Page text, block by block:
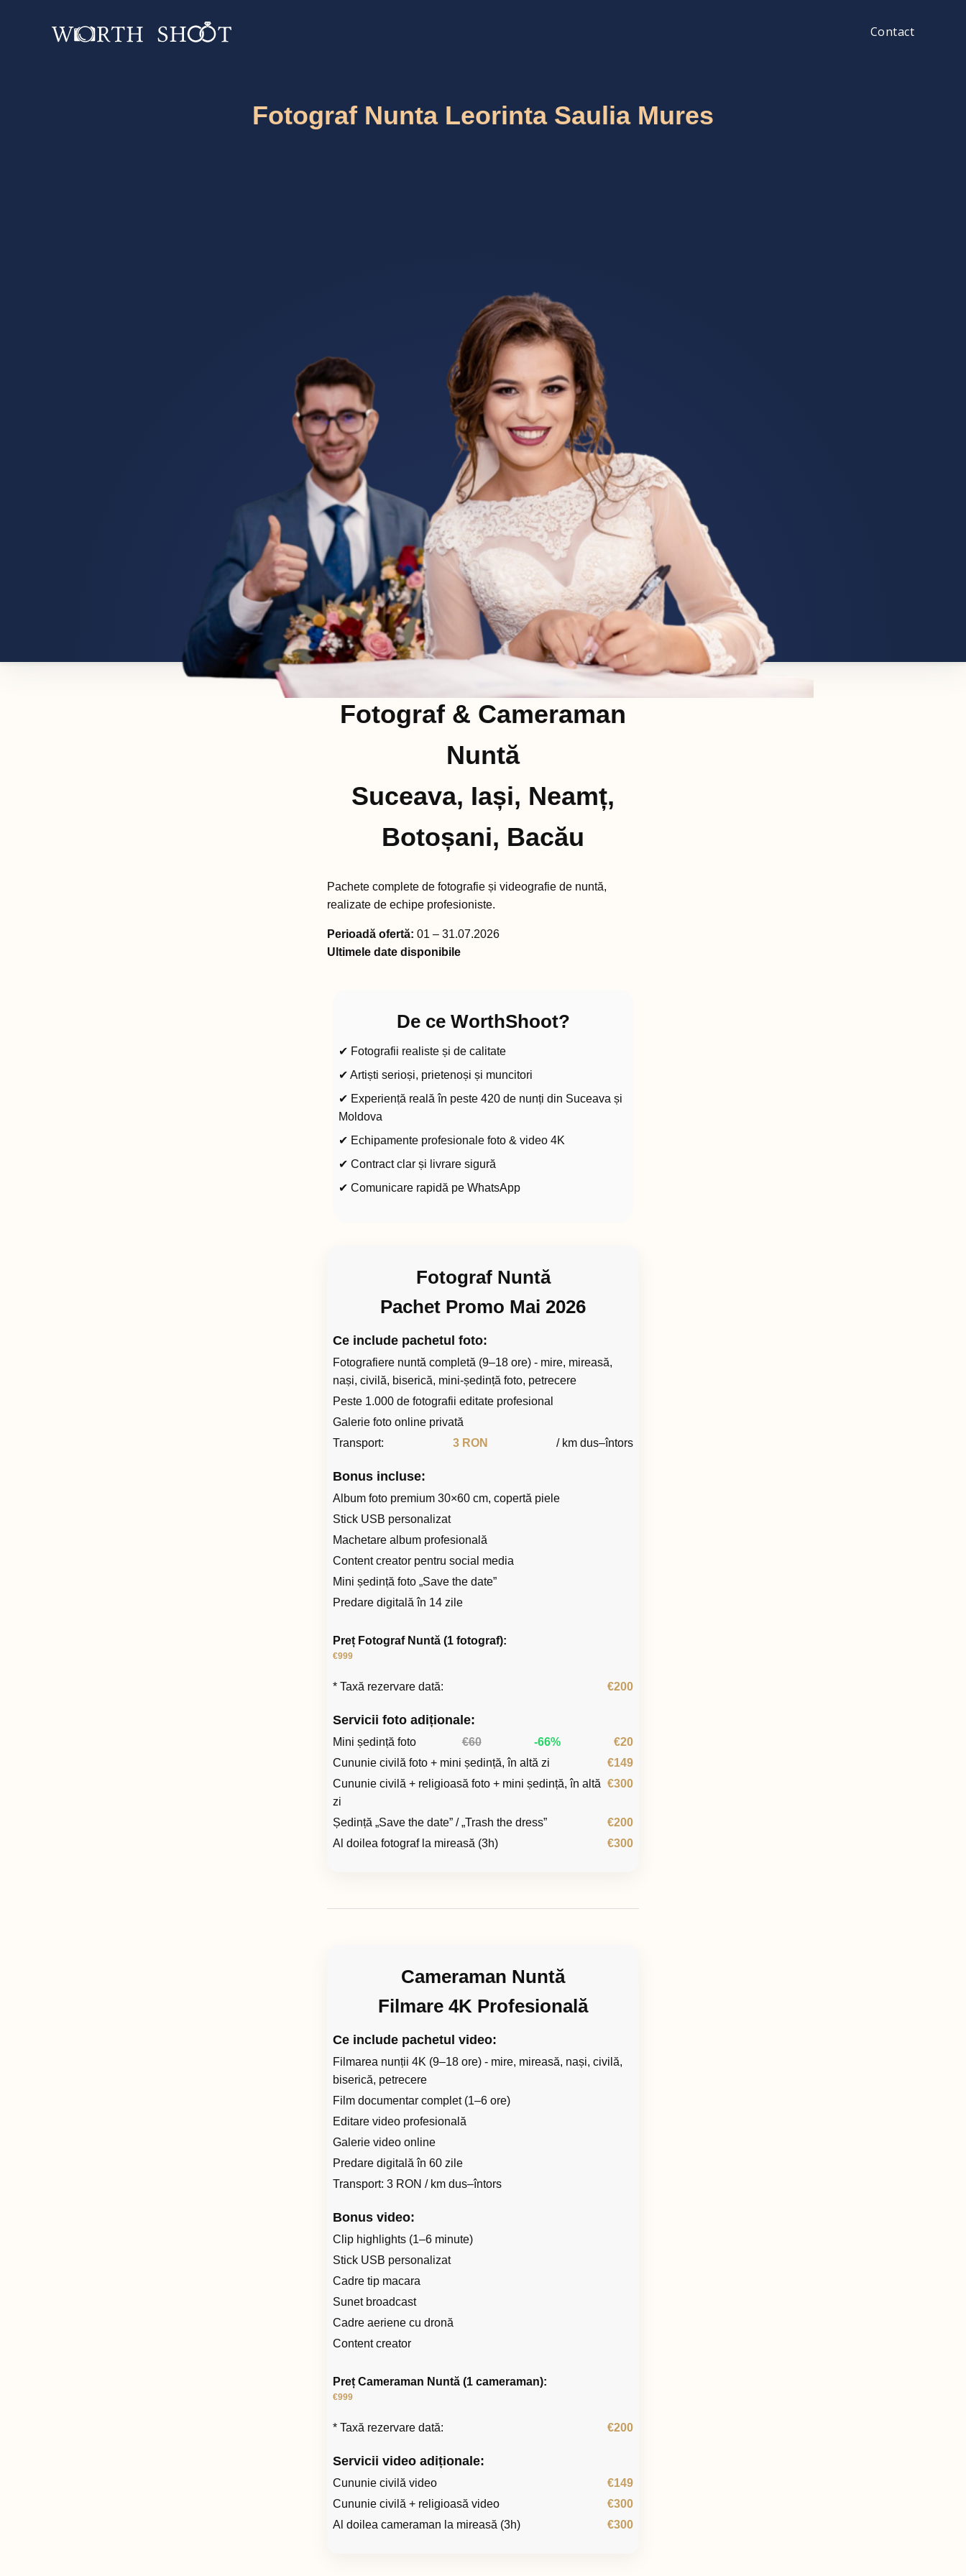
Contact
Fotograf Nunta Leorinta Saulia Mures
Fotograf & Cameraman
Nuntă
Suceava, Iași, Neamț,
Botoșani, Bacău
Pachete complete de fotografie și videografie de nuntă,
realizate de echipe profesioniste.
Perioadă ofertă: 01 – 31.07.2026
Ultimele date disponibile
De ce WorthShoot?
✔ Fotografii realiste și de calitate
✔ Artiști serioși, prietenoși și muncitori
✔ Experiență reală în peste 420 de nunți din Suceava și
Moldova
✔ Echipamente profesionale foto & video 4K
✔ Contract clar și livrare sigură
✔ Comunicare rapidă pe WhatsApp
Fotograf Nuntă
Pachet Promo Mai 2026
Ce include pachetul foto:
Fotografiere nuntă completă (9–18 ore) - mire, mireasă,
nași, civilă, biserică, mini-ședință foto, petrecere
Peste 1.000 de fotografii editate profesional
Galerie foto online privată
Transport:
3 RON / km dus–întors
Bonus incluse:
Album foto premium 30×60 cm, copertă piele
Stick USB personalizat
Machetare album profesională
Content creator pentru social media
Mini ședință foto „Save the date”
Predare digitală în 14 zile
Preț Fotograf Nuntă (1 fotograf):
€999
* Taxă rezervare dată: €200
Servicii foto adiționale:
Mini ședință foto €60 -66%
€20
Cununie civilă foto + mini ședință, în altă zi
€149
Cununie civilă + religioasă foto + mini ședință, în altă
zi
€300
Ședință „Save the date” / „Trash the dress”
€200
Al doilea fotograf la mireasă (3h)
€300
Cameraman Nuntă
Filmare 4K Profesională
Ce include pachetul video:
Filmarea nunții 4K (9–18 ore) - mire, mireasă, nași, civilă,
biserică, petrecere
Film documentar complet (1–6 ore)
Editare video profesională
Galerie video online
Predare digitală în 60 zile
Transport: 3 RON / km dus–întors
Bonus video:
Clip highlights (1–6 minute)
Stick USB personalizat
Cadre tip macara
Sunet broadcast
Cadre aeriene cu dronă
Content creator
Preț Cameraman Nuntă (1 cameraman):
€999
* Taxă rezervare dată: €200
Servicii video adiționale:
Cununie civilă video
€149
Cununie civilă + religioasă video
€300
Al doilea cameraman la mireasă (3h)
€300